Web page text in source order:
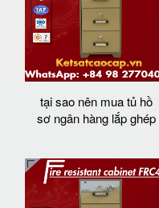
tại sao nên mua tủ hồ
sơ ngân hàng lắp ghép